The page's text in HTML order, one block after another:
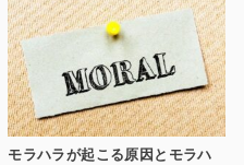
モラハラが起こる原因とモラハ